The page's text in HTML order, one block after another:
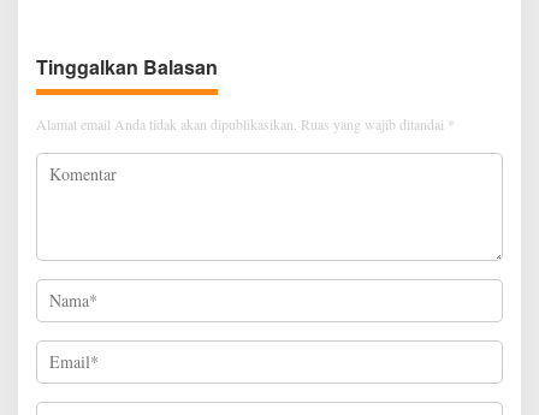
Tinggalkan Balasan
Alamat email Anda tidak akan dipublikasikan. Ruas yang wajib ditandai *